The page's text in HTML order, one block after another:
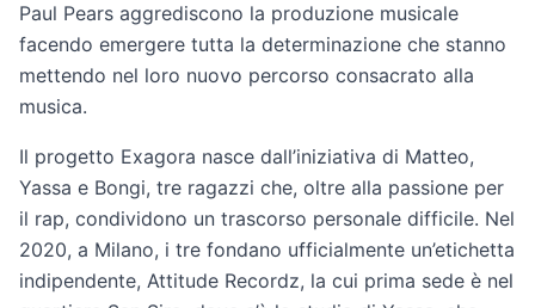
Paul Pears aggrediscono la produzione musicale
facendo emergere tutta la determinazione che stanno
mettendo nel loro nuovo percorso consacrato alla
musica.
Il progetto Exagora nasce dall’iniziativa di Matteo,
Yassa e Bongi, tre ragazzi che, oltre alla passione per
il rap, condividono un trascorso personale difficile. Nel
2020, a Milano, i tre fondano ufficialmente un’etichetta
indipendente, Attitude Recordz, la cui prima sede è nel